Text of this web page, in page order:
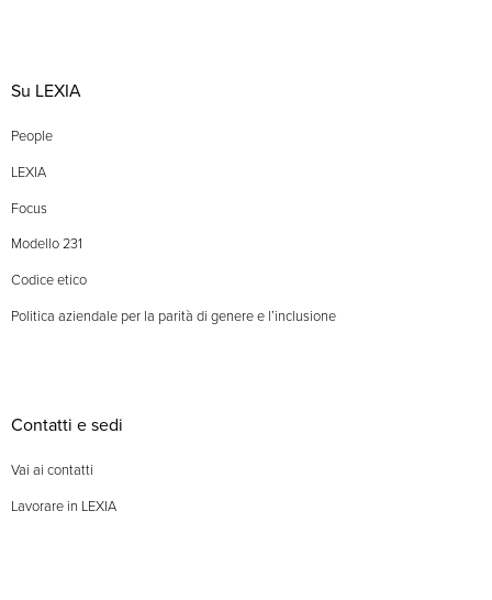
Su LEXIA
People
LEXIA
Focus
Modello 231
Codice etico
Politica aziendale per la parità di genere e l’inclusione
Contatti e sedi
Vai ai contatti
Lavorare in LEXIA